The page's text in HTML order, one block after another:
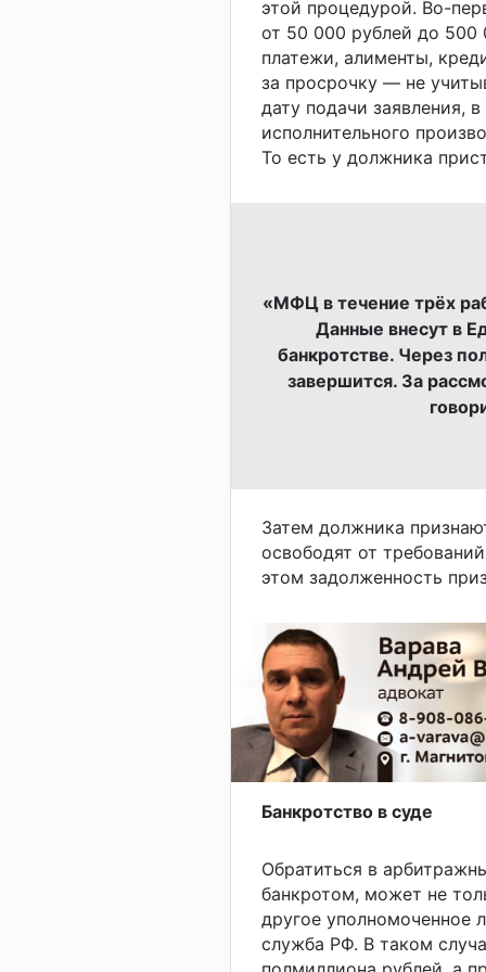
этой процедурой. Во-
от 50 000 рублей до 500
платежи, алименты,
за просрочку — не
дату подачи заявления,
исполнительного
То есть у должника
«МФЦ в течение трёх
Данные внесут в
банкротстве. Через
завершится. За
Затем должника
освободят от
этом задолженность
Банкротство в суде
Обратиться в
банкротом, может не
другое уполномоченное
служба РФ. В таком